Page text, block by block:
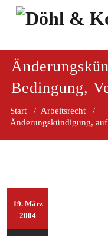
Zum
Bedingung,
Start / Arbeitsrecht /
Änderungskündigung,
19. März
2004